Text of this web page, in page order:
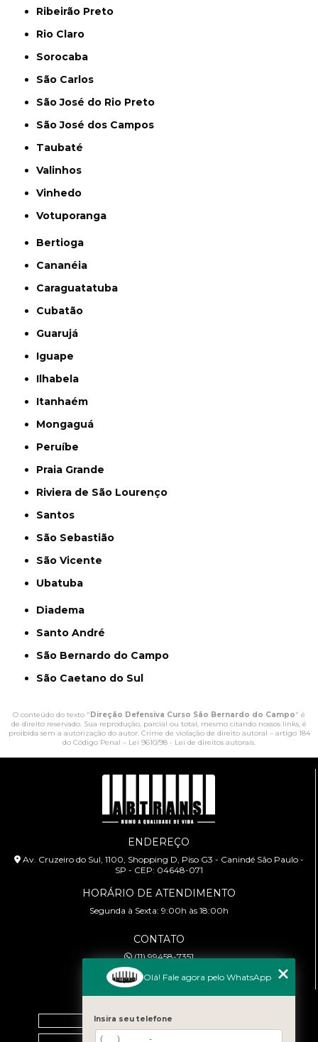
Ribeirão Preto
Rio Claro
Sorocaba
São Carlos
São José do Rio Preto
São José dos Campos
Taubaté
Valinhos
Vinhedo
Votuporanga
Bertioga
Cananéia
Caraguatatuba
Cubatão
Guarujá
Iguape
Ilhabela
Itanhaém
Mongaguá
Peruíbe
Praia Grande
Riviera de São Lourenço
Santos
São Sebastião
São Vicente
Ubatuba
Diadema
Santo André
São Bernardo do Campo
São Caetano do Sul
O conteúdo do texto " Direção Defensiva Curso São Bernardo do Campo" é
de direito reservado. Sua reprodução, parcial ou total, mesmo citando nossos links, é
proibida sem a autorização do autor. Crime de violação de direito autoral – artigo 184
do Código Penal – Lei 9610/98 - Lei de direitos autorais.
ENDEREÇO
Av. Cruzeiro do Sul, 1100, Shopping D, Piso G3 - Canindé São Paulo -
SP - CEP: 04648-071
HORÁRIO DE ATENDIMENTO
Segunda à Sexta: 9:00h às 18:00h
CONTATO
(11) 99458-7351
cursoabtrans@gmail.com
Home
Olá! Fale agora pelo WhatsApp
Insira seu telefone